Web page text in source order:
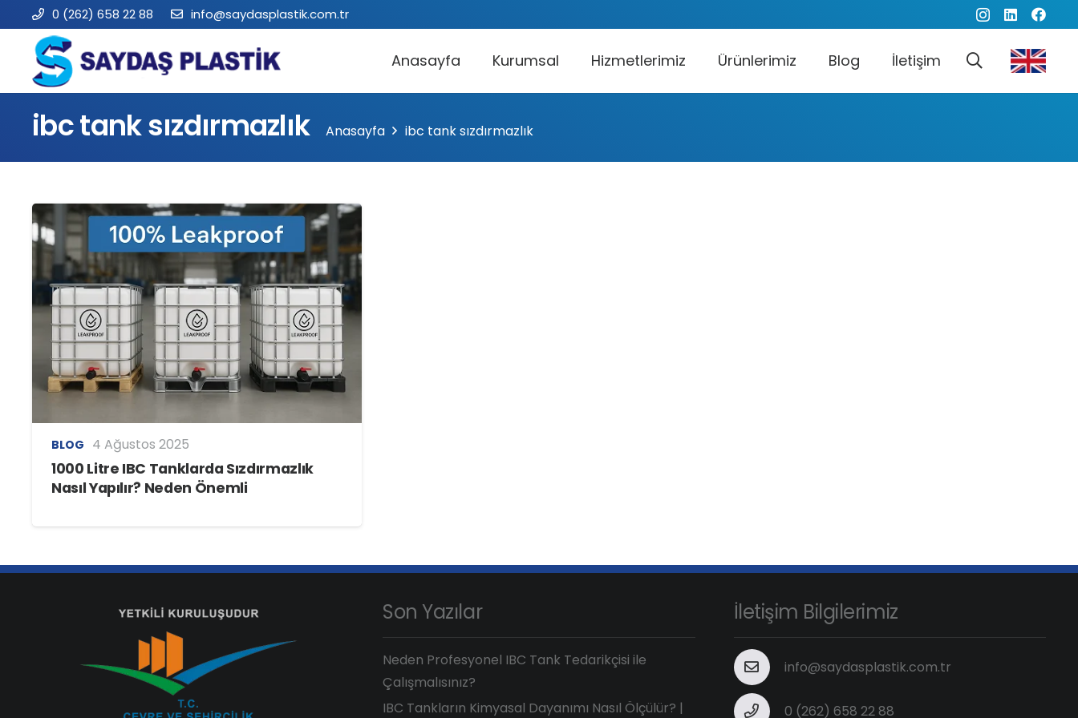
0 (262) 658 22 88 info@saydasplastik.com.tr
Anasayfa Kurumsal Hizmetlerimiz Ürünlerimiz Blog İletişim
ibc tank sızdırmazlık Anasayfa ibc tank sızdırmazlık
BLOG 4 Ağustos 2025
1000 Litre IBC Tanklarda Sızdırmazlık
Nasıl Yapılır? Neden Önemli
Son Yazılar
Neden Profesyonel IBC Tank Tedarikçisi ile
Çalışmalısınız?
IBC Tankların Kimyasal Dayanımı Nasıl Ölçülür? |
İletişim Bilgilerimiz
info@saydasplastik.com.tr
0 (262) 658 22 88